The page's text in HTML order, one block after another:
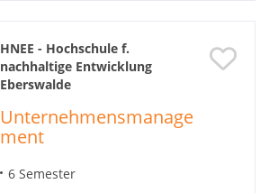
HNEE - Hochschule f.
nachhaltige Entwicklung
Eberswalde
Unternehmensmanage
ment
6 Semester